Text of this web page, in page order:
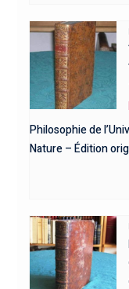
Philosophie de
Nature – Édition